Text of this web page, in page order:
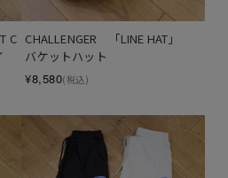
C CHALLENGER　「LINE HAT」
バケットハット
¥8,580(税込)